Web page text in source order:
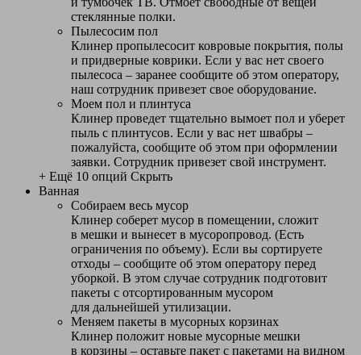
стеклянные полки.
Пылесосим пол
Клинер пропылесосит ковровые покрытия, полы
и придверные коврики. Если у вас нет своего
пылесоса – заранее сообщите об этом оператору,
наш сотрудник привезет свое оборудование.
Моем пол и плинтуса
Клинер проведет тщательно вымоет пол и уберет
пыль с плинтусов. Если у вас нет швабры –
пожалуйста, сообщите об этом при оформлении
заявки. Сотрудник привезет свой инструмент.
+ Ещё 10 опций Скрыть
Ванная
Собираем весь мусор
Клинер соберет мусор в помещении, сложит
в мешки и вынесет в мусоропровод. (Есть
ограничения по объему). Если вы сортируете
отходы – сообщите об этом оператору перед
уборкой. В этом случае сотрудник подготовит
пакеты с отсортированным мусором
для дальнейшей утилизации.
Меняем пакеты в мусорных корзинах
Клинер положит новые мусорные мешки
в корзины – оставьте пакет с пакетами на видном